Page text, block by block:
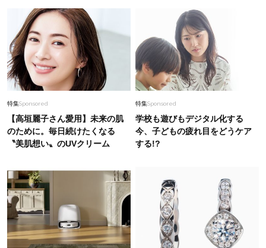
特集Sponsored
【高垣麗子さん愛用】未来の肌
のために。毎日続けたくなる
〝美肌想い〟のUVクリーム
特集Sponsored
学校も遊びもデジタル化する
今、子どもの疲れ目をどうケア
する!?